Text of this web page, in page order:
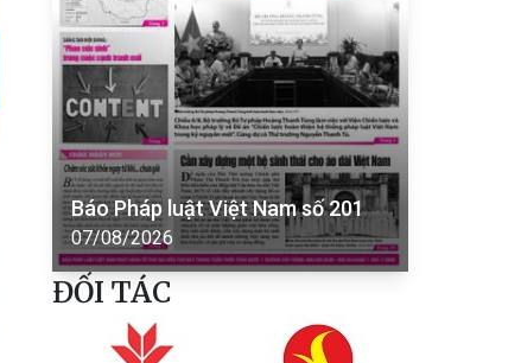
Báo Pháp luật Việt Nam số 201
07/08/2026
ĐỐI TÁC